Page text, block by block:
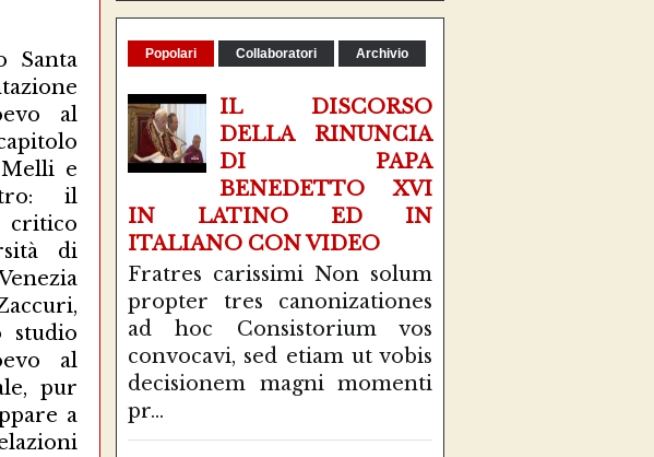
Santa
al
e
il
critico
di
studio
al
pur
a
Popolari Collaboratori Archivio
IL DISCORSO
DELLA RINUNCIA
DI PAPA
BENEDETTO XVI
IN LATINO ED IN
ITALIANO CON VIDEO
Fratres carissimi Non solum
propter tres canonizationes
ad hoc Consistorium vos
convocavi, sed etiam ut vobis
decisionem magni momenti
pr...